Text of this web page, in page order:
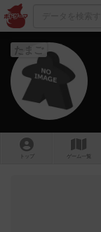
たまご
トップ ゲーム一覧